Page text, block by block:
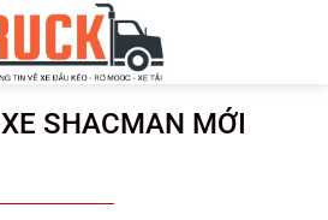
XE SHACMAN MỚI